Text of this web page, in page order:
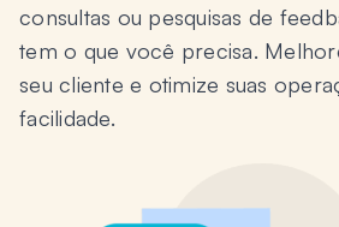
consultas ou pesquisas de
tem o que você precisa.
seu cliente e otimize suas
facilidade.